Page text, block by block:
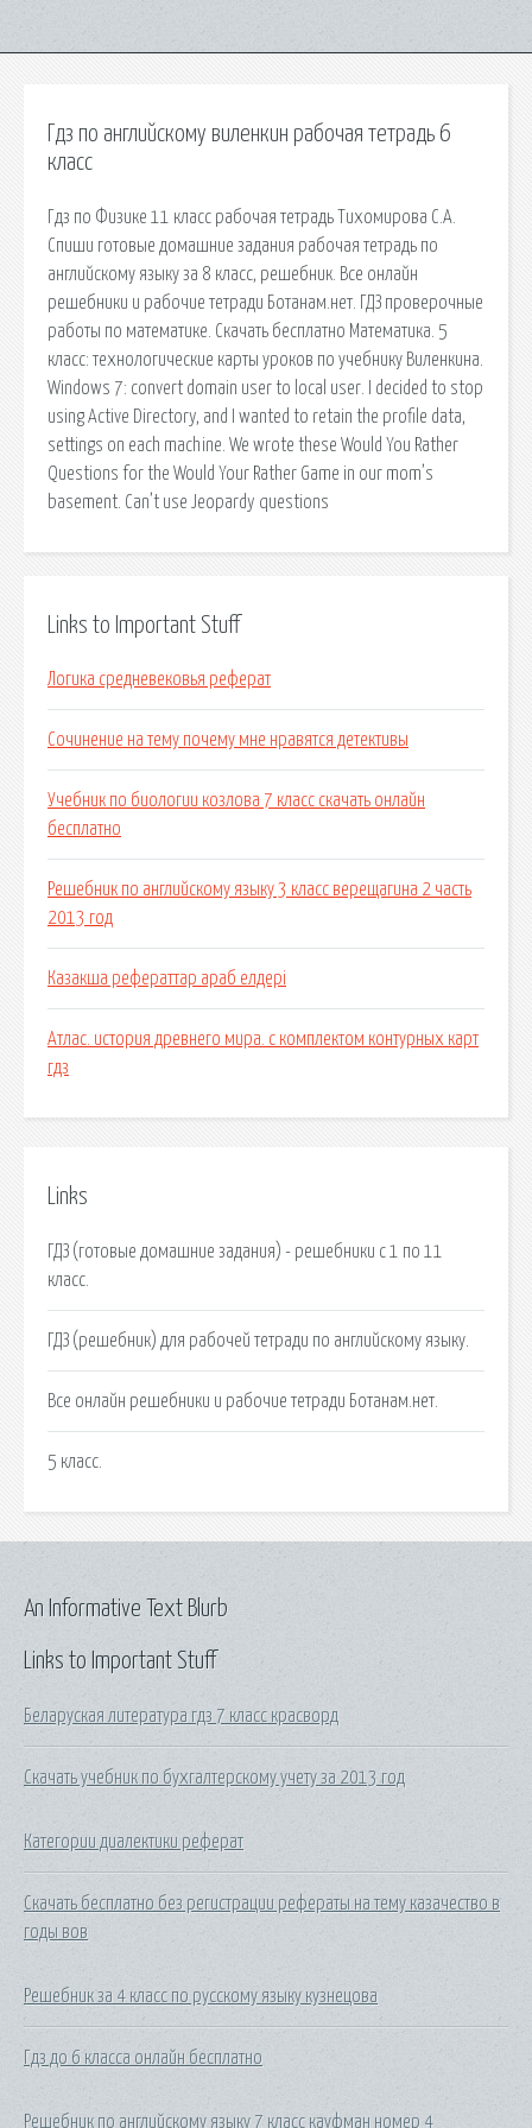
Гдз по английскому виленкин рабочая тетрадь 6
класс
Гдз по Физике 11 класс рабочая тетрадь Тихомирова С.А.
Спиши готовые домашние задания рабочая тетрадь по
английскому языку за 8 класс, решебник. Все онлайн
решебники и рабочие тетради Ботанам.нет. ГДЗ проверочные
работы по математике. Скачать бесплатно Математика. 5
класс: технологические карты уроков по учебнику Виленкина.
Windows 7: convert domain user to local user. I decided to stop
using Active Directory, and I wanted to retain the profile data,
settings on each machine. We wrote these Would You Rather
Questions for the Would Your Rather Game in our mom’s
basement. Can’t use Jeopardy questions
Links to Important Stuff
Логика средневековья реферат
Сочинение на тему почему мне нравятся детективы
Учебник по биологии козлова 7 класс скачать онлайн
бесплатно
Решебник по английскому языку 3 класс верещагина 2 часть
2013 год
Казакша рефераттар араб елдері
Атлас. история древнего мира. с комплектом контурных карт
гдз
Links
ГДЗ (готовые домашние задания) - решебники с 1 по 11
класс.
ГДЗ (решебник) для рабочей тетради по английскому языку.
Все онлайн решебники и рабочие тетради Ботанам.нет.
5 класс.
Links to Important Stuff
Беларуская литература гдз 7 класс красворд
Скачать учебник по бухгалтерскому учету за 2013 год
Категории диалектики реферат
Скачать бесплатно без регистрации рефераты на тему казачество в
годы вов
Решебник за 4 класс по русскому языку кузнецова
Гдз до 6 класса онлайн бесплатно
Решебник по английскому языку 7 класс кауфман номер 4
An Informative Text Blurb